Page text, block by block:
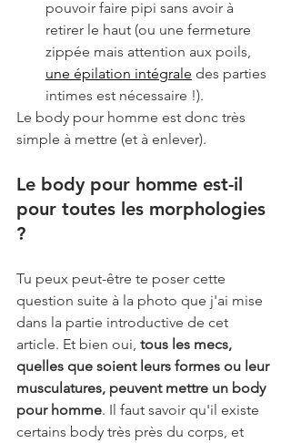
pouvoir faire pipi sans avoir à
retirer le haut (ou une fermeture
zippée mais attention aux poils,
une épilation intégrale des parties
intimes est nécessaire !).
Le body pour homme est donc très
simple à mettre (et à enlever).
Le body pour homme est-il
pour toutes les morphologies
?
Tu peux peut-être te poser cette
question suite à la photo que j'ai mise
dans la partie introductive de cet
article. Et bien oui, tous les mecs,
quelles que soient leurs formes ou leur
musculatures, peuvent mettre un body
pour homme. Il faut savoir qu'il existe
certains body très près du corps, et